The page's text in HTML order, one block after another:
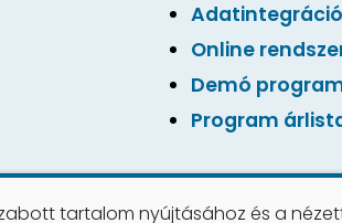
tartalom nyújtásához és a
Online
Demó
Program